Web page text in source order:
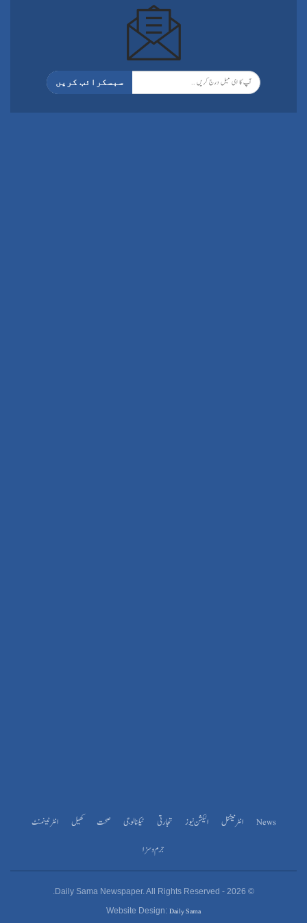
سبسکرائب کریں
News انٹرنیشنل الیکشن نیوز تجارتی ٹیکنالوجی صحت کھیل
انٹرٹینمنٹ
جرم و سزا
© 2026 - Daily Sama Newspaper. All Rights Reserved.
Website Design: Daily Sama